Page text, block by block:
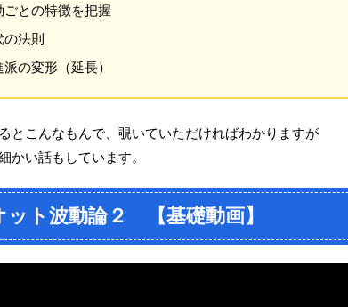
ごとの特徴を把握
法則
の変形（延長）
とこんなもんで、覗いていただければわかりますが
かい話もしています。
ット波動論２ 【基礎動画】